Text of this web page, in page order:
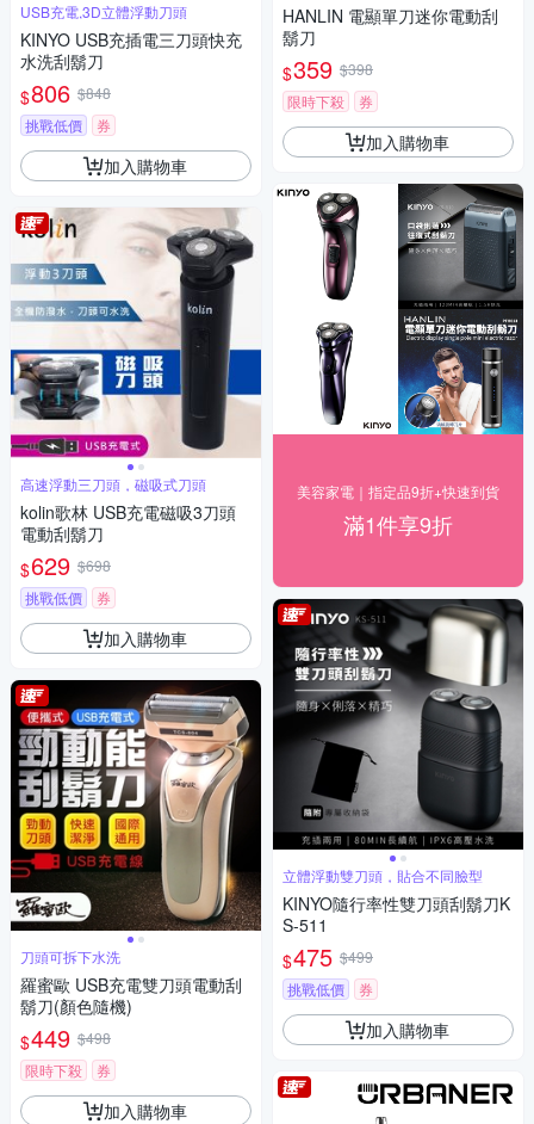
USB充電,3D立體浮動刀頭
KINYO USB充插電三刀頭快充
水洗刮鬍刀
$806 $848
挑戰低價
券
加入購物車
高速浮動三刀頭，磁吸式刀頭
kolin歌林 USB充電磁吸3刀頭
電動刮鬍刀
$629 $698
挑戰低價
券
加入購物車
刀頭可拆下水洗
羅蜜歐 USB充電雙刀頭電動刮
鬍刀(顏色隨機)
$449 $498
限時下殺
券
加入購物車
HANLIN 電顯單刀迷你電動刮
鬍刀
$359 $398
限時下殺
券
加入購物車
美容家電｜指定品9折+快速到貨
滿1件享9折
立體浮動雙刀頭，貼合不同臉型
KINYO隨行率性雙刀頭刮鬍刀K
S-511
$475 $499
挑戰低價
券
加入購物車